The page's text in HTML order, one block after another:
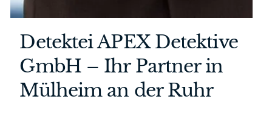
Detektei APEX Detektive
GmbH – Ihr Partner in
Mülheim an der Ruhr